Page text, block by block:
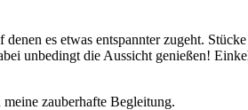
es etwas entspannter zugeht.
unbedingt die Aussicht genießen!
zauberhafte Begleitung.